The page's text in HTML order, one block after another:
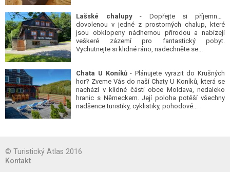
Lašské chalupy- Dopřejte si příjemnou
dovolenou v jedné z prostorných chalup, které
jsou obklopeny nádhernou přírodou a nabízejí
veškeré zázemí pro fantastický pobyt.
Vychutnejte si klidné ráno, nadechněte se...
Chata U Koníků- Plánujete vyrazit do Krušných
hor? Zveme Vás do naší Chaty U Koníků, která se
nachází v klidné části obce Moldava, nedaleko
hranic s Německem. Její poloha potěší všechny
nadšence turistiky, cyklistiky, pohodové...
© Turistický Atlas 2016
Kontakt